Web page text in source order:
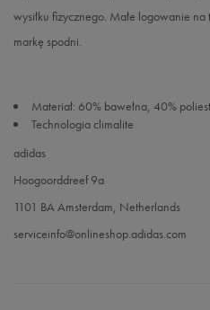
wysiłku fizycznego. Małe logowanie
markę spodni.
Materiał: 60% bawełna, 40%
Technologia climalite
adidas
Hoogoorddreef 9a
1101 BA Amsterdam, Netherlands
serviceinfo@onlineshop.adidas.com